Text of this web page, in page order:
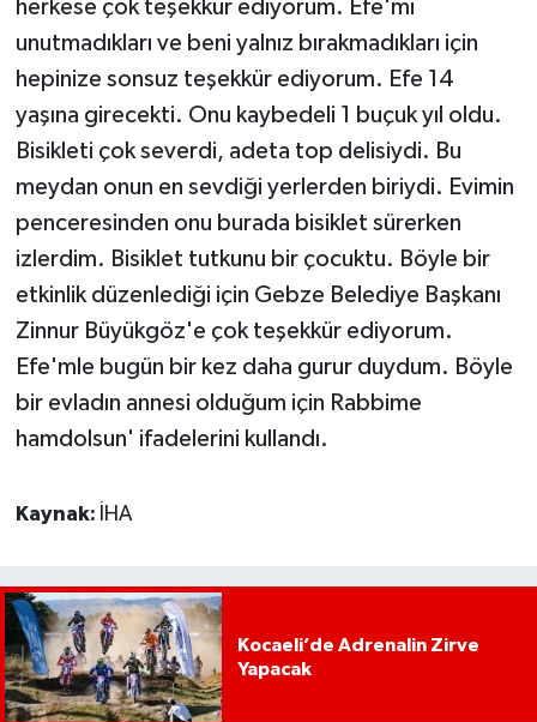
herkese çok teşekkür ediyorum. Efe'mi
unutmadıkları ve beni yalnız bırakmadıkları için
hepinize sonsuz teşekkür ediyorum. Efe 14
yaşına girecekti. Onu kaybedeli 1 buçuk yıl oldu.
Bisikleti çok severdi, adeta top delisiydi. Bu
meydan onun en sevdiği yerlerden biriydi. Evimin
penceresinden onu burada bisiklet sürerken
izlerdim. Bisiklet tutkunu bir çocuktu. Böyle bir
etkinlik düzenlediği için Gebze Belediye Başkanı
Zinnur Büyükgöz'e çok teşekkür ediyorum.
Efe'mle bugün bir kez daha gurur duydum. Böyle
bir evladın annesi olduğum için Rabbime
hamdolsun' ifadelerini kullandı.
Kaynak: İHA
Kocaeli’de Adrenalin Zirve
Yapacak